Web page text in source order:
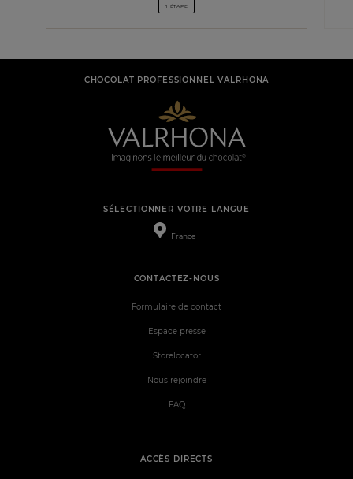
1 ÉTAPE
CHOCOLAT PROFESSIONNEL VALRHONA
SÉLECTIONNER VOTRE LANGUE
France
ACCÈS DIRECTS
CONTACTEZ-NOUS
Formulaire de contact
Espace presse
Storelocator
Nous rejoindre
FAQ